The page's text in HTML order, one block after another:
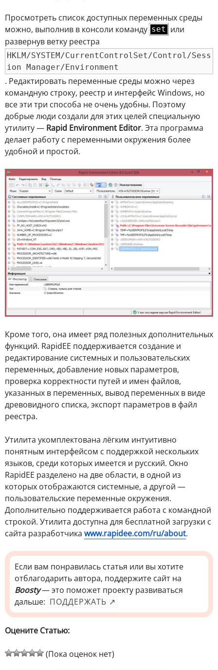
Просмотреть список доступных переменных среды
можно, выполнив в консоли команду set
или
развернув ветку реестра
HKLM/SYSTEM/CurrentControlSet/Control/Sess
ion Manager/Environment
. Редактировать переменные среды можно через
командную строку, реестр и интерфейс Windows, но
все эти три способа не очень удобны. Поэтому
добрые люди создали для этих целей специальную
утилиту — Rapid Environment Editor. Эта программа
делает работу с переменными окружения более
удобной и простой.
Кроме того, она имеет ряд полезных дополнительных
функций. RapidEE поддерживается создание и
редактирование системных и пользовательских
переменных, добавление новых параметров,
проверка корректности путей и имен файлов,
указанных в переменных, вывод переменных в виде
древовидного списка, экспорт параметров в файл
реестра.
Утилита укомплектована лёгким интуитивно
понятным интерфейсом с поддержкой нескольких
языков, среди которых имеется и русский. Окно
RapidEE разделено на две области, в одной из
которых отображаются системные, а другой —
пользовательские переменные окружения.
Дополнительно поддерживается работа с командной
строкой. Утилита доступна для бесплатной загрузки с
сайта разработчика www.rapidee.com/ru/about.
Если вам понравилась статья или вы хотите
отблагодарить автора, поддержите сайт на
Boosty— это поможет проекту развиваться
дальше: ПОДДЕРЖАТЬ ↗
Оцените Статью:
(Пока оценок нет)